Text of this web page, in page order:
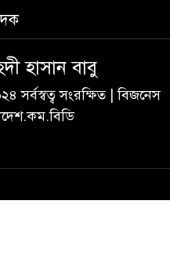
হাসান বাবু
সর্বস্বত্ব সংরক্ষিত | বিজনেস